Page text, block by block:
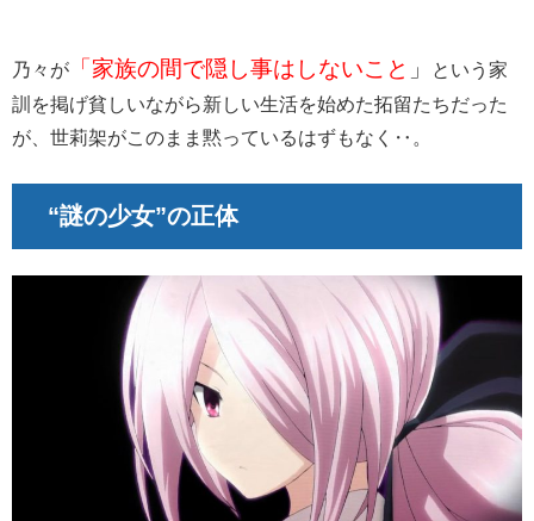
乃々が 「家族の間で隠し事はしないこと 」
という家
訓を掲げ貧しいながら新しい生活を始めた拓留たちだった
が、世莉架がこのまま黙っているはずもなく‥。
“謎の少女”の正体